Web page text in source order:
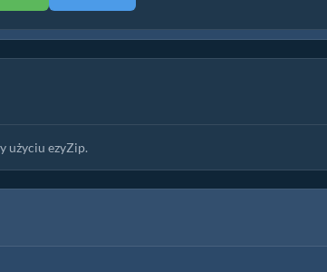
użyciu ezyZip.